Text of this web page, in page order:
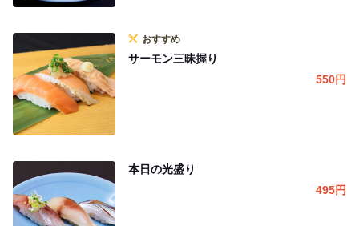
おすすめ
サーモン三昧握り
550円
本日の光盛り
495円